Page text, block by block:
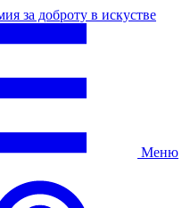
за доброту в искустве
Меню